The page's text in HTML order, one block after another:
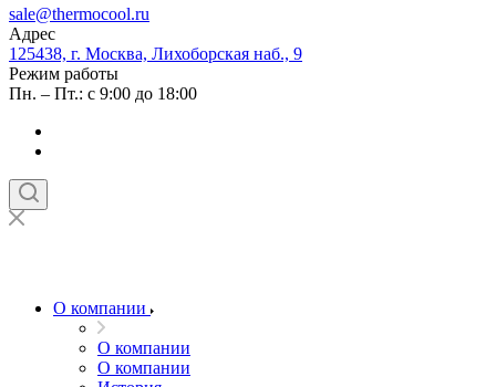
sale@thermocool.ru
Адрес
125438, г. Москва, Лихоборская наб., 9
Режим работы
Пн. – Пт.: с 9:00 до 18:00
О компании
О компании
О компании